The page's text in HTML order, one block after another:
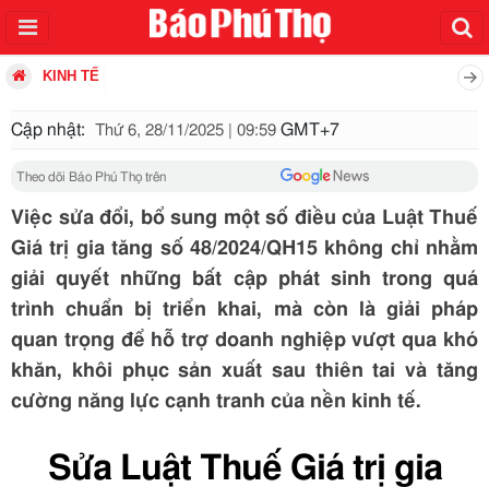
KINH TẾ
Cập nhật: Thứ 6, 28/11/2025 | 09:59 GMT+7
Theo dõi Báo Phú Thọ trên
Việc sửa đổi, bổ sung một số điều của Luật Thuế
Giá trị gia tăng số 48/2024/QH15 không chỉ nhằm
giải quyết những bất cập phát sinh trong quá
trình chuẩn bị triển khai, mà còn là giải pháp
quan trọng để hỗ trợ doanh nghiệp vượt qua khó
khăn, khôi phục sản xuất sau thiên tai và tăng
cường năng lực cạnh tranh của nền kinh tế.
Sửa Luật Thuế Giá trị gia